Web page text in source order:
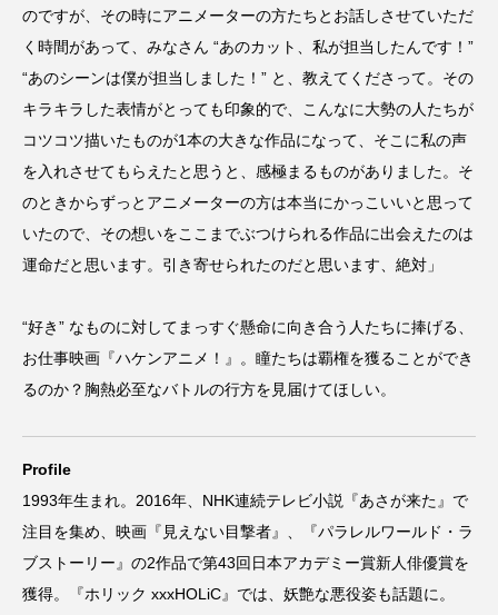
のですが、その時にアニメーターの方たちとお話しさせていただ
く時間があって、みなさん “あのカット、私が担当したんです！”
“あのシーンは僕が担当しました！” と、教えてくださって。その
キラキラした表情がとっても印象的で、こんなに大勢の人たちが
コツコツ描いたものが1本の大きな作品になって、そこに私の声
を入れさせてもらえたと思うと、感極まるものがありました。そ
のときからずっとアニメーターの方は本当にかっこいいと思って
いたので、その想いをここまでぶつけられる作品に出会えたのは
運命だと思います。引き寄せられたのだと思います、絶対」
“好き” なものに対してまっすぐ懸命に向き合う人たちに捧げる、
お仕事映画『ハケンアニメ！』。瞳たちは覇権を獲ることができ
るのか？胸熱必至なバトルの行方を見届けてほしい。
Profile
1993年生まれ。2016年、NHK連続テレビ小説『あさが来た』で
注目を集め、映画『見えない目撃者』、『パラレルワールド・ラ
ブストーリー』の2作品で第43回日本アカデミー賞新人俳優賞を
獲得。『ホリック xxxHOLiC』では、妖艶な悪役姿も話題に。